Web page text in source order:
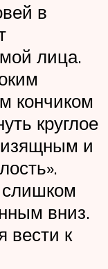
в
лица.
кончиком
круглое
изящным и
вниз.
вести к